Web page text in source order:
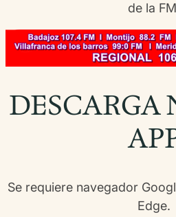
de la
DESCARGA
Se requiere navegador
Edge.